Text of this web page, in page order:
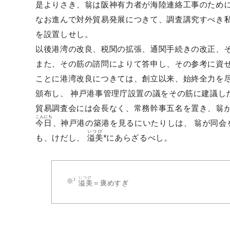
是よりさき、翁は阪神有力者が海陸連絡工事のため
なお進んで対外貿易発展につきて、調査講究すべ
を設置しせし。
以後港湾の改良、税関の拡張、通関手続きの改正、
また、その筋の諮問によりて答申し、その参考に資
ことに港湾改良につきては、創立以来、始終全力
頒布し、 神戸港事管理庁設置の議をその筋に建議し
貿易調査会には会長なく、常務幹事五名を置き、翁
今日
こんにち
、神戸港の築港を見るにいたりしは、 翁が同
も、けだし、 溢美
いつび
*にあらざるべし。
溢美
いつび
＝褒めすぎ